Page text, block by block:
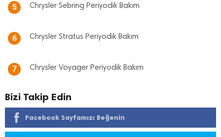
5 Chrysler Sebring Periyodik Bakım
6 Chrysler Stratus Periyodik Bakım
7 Chrysler Voyager Periyodik Bakım
Bizi Takip Edin
Facebook Sayfamızı Beğenin